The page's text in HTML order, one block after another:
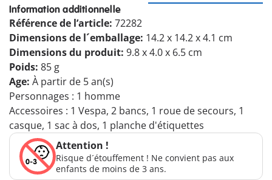
Information additionnelle
Référence de l’article: 72282
Dimensions de l´emballage: 14.2 x 14.2 x 4.1 cm
Dimensions du produit: 9.8 x 4.0 x 6.5 cm
Poids: 85 g
Age: À partir de 5 an(s)
Personnages : 1 homme
Accessoires : 1 Vespa, 2 bancs, 1 roue de secours, 1
casque, 1 sac à dos, 1 planche d'étiquettes
Attention !
Risque d´étouffement ! Ne convient pas aux
enfants de moins de 3 ans.